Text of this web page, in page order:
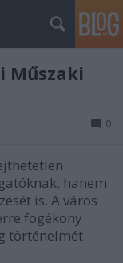
Műszaki
0
hanem
is. A város
fogékony
történelmét